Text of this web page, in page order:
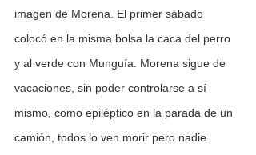
imagen de Morena. El primer sábado
colocó en la misma bolsa la caca del perro
y al verde con Munguía. Morena sigue de
vacaciones, sin poder controlarse a sí
mismo, como epiléptico en la parada de un
camión, todos lo ven morir pero nadie